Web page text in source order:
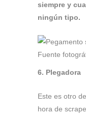
siempre y
ningún tipo.
Fuente
6. Plegadora
Este es otro
hora de